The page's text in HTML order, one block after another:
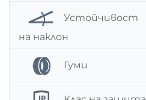
Устойчивост
на наклон
Гуми